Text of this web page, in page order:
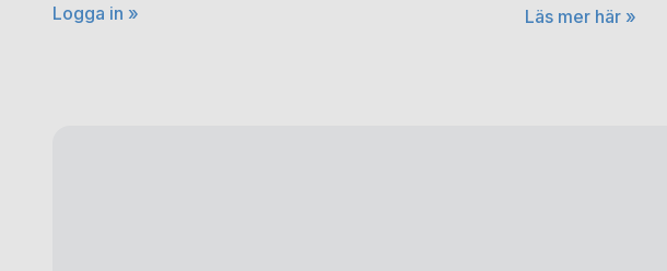
Logga in » Läs mer här »